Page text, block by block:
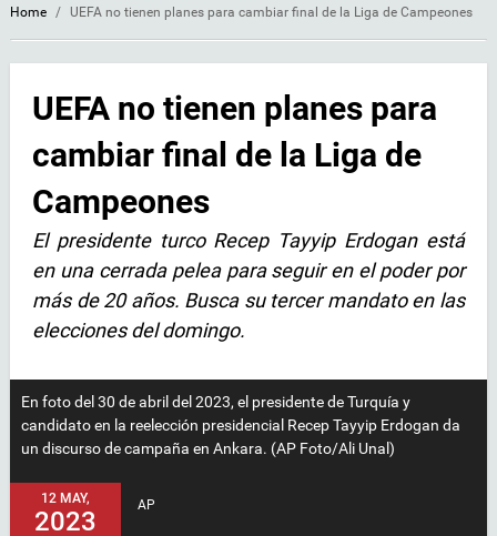
Home / UEFA no tienen planes para cambiar final de la Liga de Campeones
UEFA no tienen planes para
cambiar final de la Liga de
Campeones
El presidente turco Recep Tayyip Erdogan está
en una cerrada pelea para seguir en el poder por
más de 20 años. Busca su tercer mandato en las
elecciones del domingo.
En foto del 30 de abril del 2023, el presidente de Turquía y
candidato en la reelección presidencial Recep Tayyip Erdogan da
un discurso de campaña en Ankara. (AP Foto/Ali Unal)
12 MAY,
2023
AP